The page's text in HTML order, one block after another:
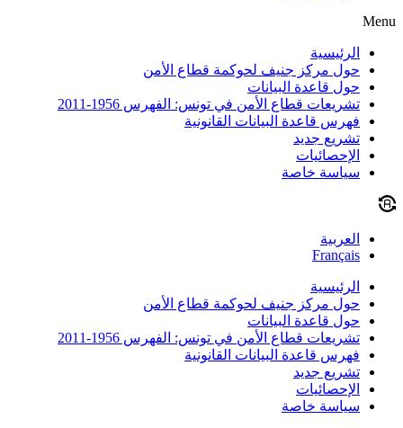
Menu
الرئيسية
حول مركز جنيف لحوكمة قطاع الأمن
حول قاعدة البيانات
تشريعات قطاع الأمن في تونس: الفهرس 1956-2011
فهرس قاعدة البيانات القانونية
تشريع جديد
الإحصائيات
سياسة خاصة
العربية
Français
الرئيسية
حول مركز جنيف لحوكمة قطاع الأمن
حول قاعدة البيانات
تشريعات قطاع الأمن في تونس: الفهرس 1956-2011
فهرس قاعدة البيانات القانونية
تشريع جديد
الإحصائيات
سياسة خاصة